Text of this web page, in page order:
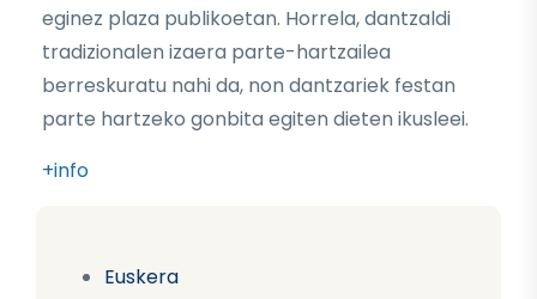
Euskera
eginez plaza publikoetan. Horrela, dantzaldi
tradizionalen izaera parte-hartzailea
berreskuratu nahi da, non dantzariek festan
parte hartzeko gonbita egiten dieten ikusleei.
+info